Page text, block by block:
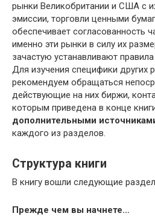
рынки Великобритании и США с
эмиссии, торговли ценными
обеспечивает согласованность
именно эти рынки в силу их
зачастую устанавливают
Для изучения специфики других
рекомендуем обращаться
действующие на них биржи,
которым приведена в конце
дополнительными
каждого из разделов.
Структура книги
В книгу вошли следующие
Прежде чем вы начнете…